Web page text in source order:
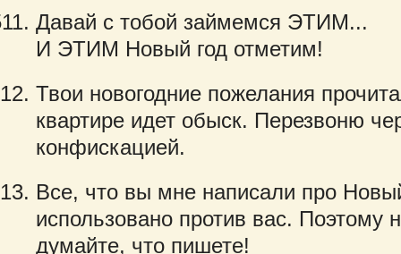
Давай с тобой займемся ЭТИМ...
И ЭТИМ Новый год отметим!
Твои новогодние пожелания
квартире идет обыск. Перезвоню
конфискацией.
Все, что вы мне написали про
использовано против вас. Поэтому
думайте, что пишете!